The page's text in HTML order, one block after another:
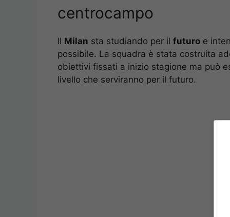
centrocampo
Il Milan sta studiando per il futuro e
possibile. La squadra è stata costruita
obiettivi fissati a inizio stagione ma può
livello che serviranno per il futuro.